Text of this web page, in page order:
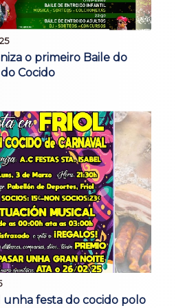
o primeiro Baile do
Cocido
festa do cocido polo